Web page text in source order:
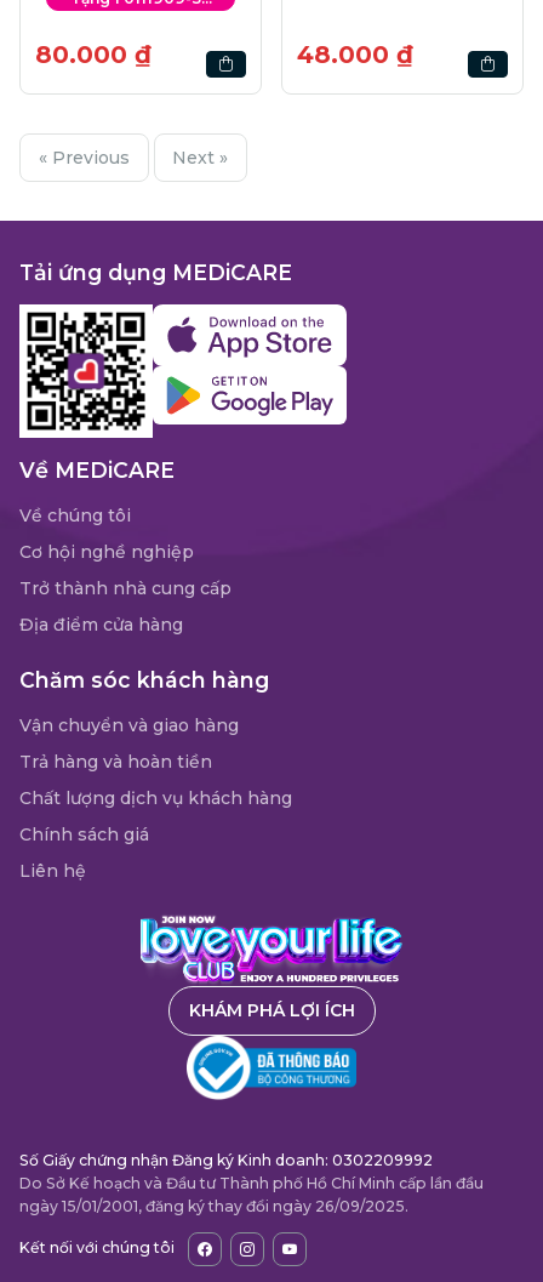
80.000 ₫ 48.000 ₫
« Previous Next »
Tải ứng dụng MEDiCARE
Về MEDiCARE
Về chúng tôi
Cơ hội nghề nghiệp
Trở thành nhà cung cấp
Địa điểm cửa hàng
Chăm sóc khách hàng
Vận chuyển và giao hàng
Trả hàng và hoàn tiền
Chất lượng dịch vụ khách hàng
Chính sách giá
Liên hệ
KHÁM PHÁ LỢI ÍCH
Số Giấy chứng nhận Đăng ký Kinh doanh: 0302209992
Do Sở Kế hoạch và Đầu tư Thành phố Hồ Chí Minh cấp lần đầu
ngày 15/01/2001, đăng ký thay đổi ngày 26/09/2025.
Kết nối với chúng tôi